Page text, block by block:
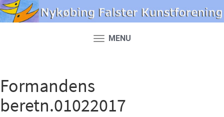
Toggle
MENU
Formandens
beretn.01022017